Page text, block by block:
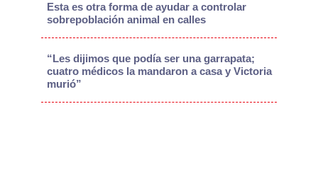
Esta es otra forma de ayudar a controlar
sobrepoblación animal en calles
“Les dijimos que podía ser una garrapata;
cuatro médicos la mandaron a casa y Victoria
murió”